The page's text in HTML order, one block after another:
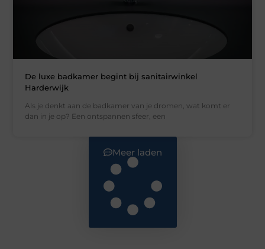
De luxe badkamer begint bij sanitairwinkel
Harderwijk
Als je denkt aan de badkamer van je dromen, wat komt er
dan in je op? Een ontspannen sfeer, een
Meer laden